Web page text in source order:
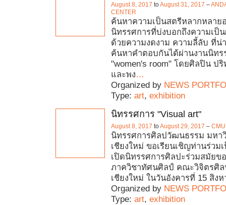
August 8, 2017 toAugust 31, 2017 –
CENTER
ค้นหาความเป็นสตรีหลากหลาย
นิทรรศการที่บ่งบอกถึงความเป็
ด้วยความงดงาม ความลี้ลับ ที่น่
ค้นหาคำตอบกันได้ผ่านงานนิทร
"women's room" โดยศิลปิน ป
และพง…
Organized by NEWS
Type: art, exhibition
นิทรรศการ "Visual art"
August 8, 2017 toAugust 29, 2017 –
นิทรรศการศิลปวัฒนธรรม มหา
เชียงใหม่ ขอเรียนเชิญท่านร่วม
เปิดนิทรรศการศิลปะร่วมสมัยข
ภาควิชาทัศนศิลป์ คณะวิจิตรศิล
เชียงใหม่ ในวันอังคารที่ 15 สิง
Organized by NEWS
Type: art, exhibition